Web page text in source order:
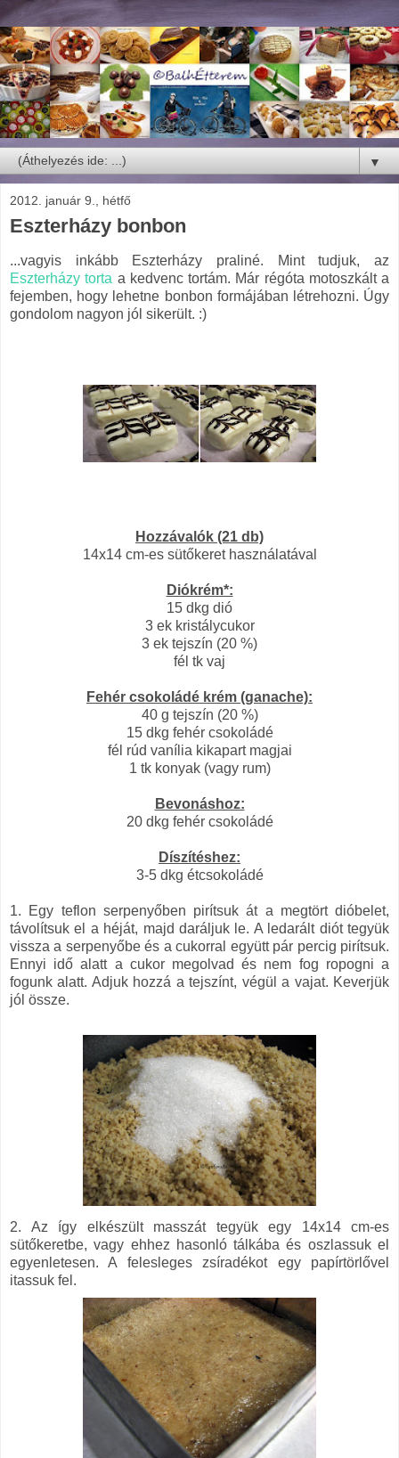
▼
2012. január 9., hétfő
Eszterházy bonbon
...vagyis inkább Eszterházy praliné. Mint tudjuk, az
Eszterházy torta a kedvenc tortám. Már régóta motoszkált a
fejemben, hogy lehetne bonbon formájában létrehozni. Úgy
gondolom nagyon jól sikerült. :)
Hozzávalók (21 db)
14x14 cm-es sütőkeret használatával
Diókrém*:
15 dkg dió
3 ek kristálycukor
3 ek tejszín (20 %)
fél tk vaj
Fehér csokoládé krém (ganache):
40 g tejszín (20 %)
15 dkg fehér csokoládé
fél rúd vanília kikapart magjai
1 tk konyak (vagy rum)
Bevonáshoz:
20 dkg fehér csokoládé
Díszítéshez:
3-5 dkg étcsokoládé
1. Egy teflon serpenyőben pirítsuk át a megtört dióbelet,
távolítsuk el a héját, majd daráljuk le. A ledarált diót tegyük
vissza a serpenyőbe és a cukorral együtt pár percig pirítsuk.
Ennyi idő alatt a cukor megolvad és nem fog ropogni a
fogunk alatt. Adjuk hozzá a tejszínt, végül a vajat. Keverjük
jól össze.
2. Az így elkészült masszát tegyük egy 14x14 cm-es
sütőkeretbe, vagy ehhez hasonló tálkába és oszlassuk el
egyenletesen. A felesleges zsíradékot egy papírtörlővel
itassuk fel.